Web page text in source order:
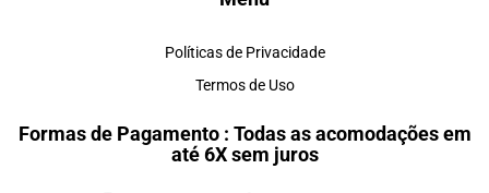
Políticas de Privacidade
Termos de Uso
Formas de Pagamento : Todas as acomodações em
até 6X sem juros